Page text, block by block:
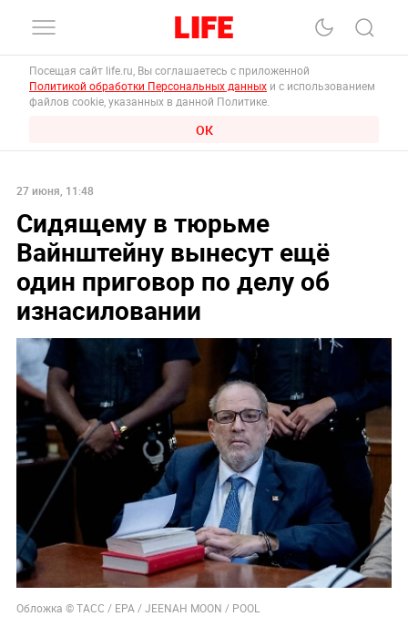
Посещая сайт life.ru, Вы соглашаетесь с приложенной
Политикой обработки Персональных данных и с использованием
файлов cookie, указанных в данной Политике.
ОК
27 июня, 11:48
Сидящему в тюрьме
Вайнштейну вынесут ещё
один приговор по делу об
изнасиловании
Обложка © ТАСС / ЕРА / JEENAH MOON / POOL